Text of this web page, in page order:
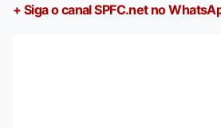
+ Siga o canal SPFC.net no